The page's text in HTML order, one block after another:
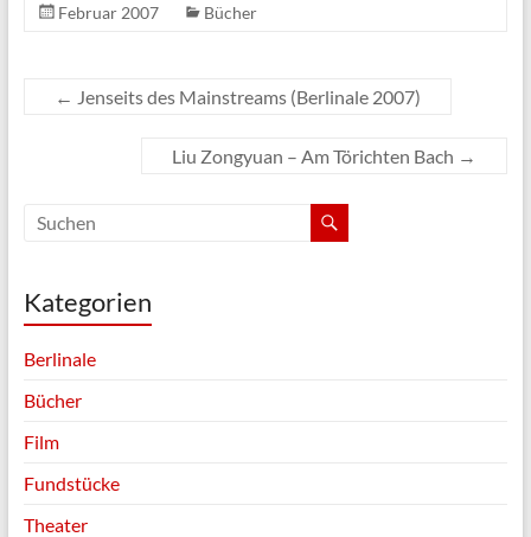
Februar 2007 Bücher
← Jenseits des Mainstreams (Berlinale 2007)
Liu Zongyuan – Am Törichten Bach →
Kategorien
Berlinale
Bücher
Film
Fundstücke
Theater